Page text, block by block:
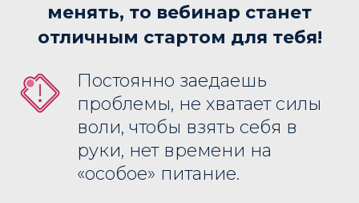
менять, то вебинар станет
отличным стартом для тебя!
Постоянно заедаешь
проблемы, не хватает силы
воли, чтобы взять себя в
руки, нет времени на
«особое» питание.